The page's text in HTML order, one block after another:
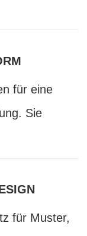
für eine
Sie
für Muster,